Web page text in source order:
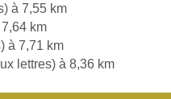
à 7,55 km
km
à 7,71 km
lettres) à 8,36 km